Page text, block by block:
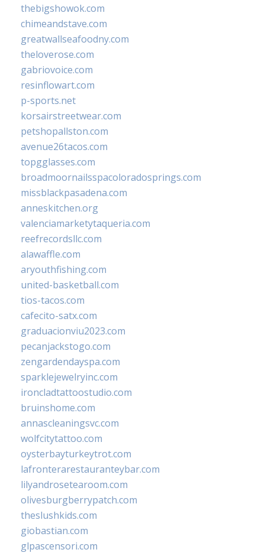
thebigshowok.com
chimeandstave.com
greatwallseafoodny.com
theloverose.com
gabriovoice.com
resinflowart.com
p-sports.net
korsairstreetwear.com
petshopallston.com
avenue26tacos.com
topgglasses.com
broadmoornailsspacoloradosprings.com
missblackpasadena.com
anneskitchen.org
valenciamarketytaqueria.com
reefrecordsllc.com
alawaffle.com
aryouthfishing.com
united-basketball.com
tios-tacos.com
cafecito-satx.com
graduacionviu2023.com
pecanjackstogo.com
zengardendayspa.com
sparklejewelryinc.com
ironcladtattoostudio.com
bruinshome.com
annascleaningsvc.com
wolfcitytattoo.com
oysterbayturkeytrot.com
lafronterarestauranteybar.com
lilyandrosetearoom.com
olivesburgberrypatch.com
theslushkids.com
giobastian.com
glpascensori.com